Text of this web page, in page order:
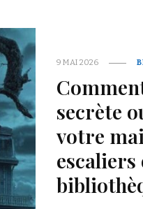
9 MAI 2026
secrète
votre